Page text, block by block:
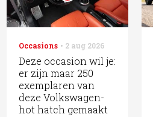
Occasions 2 aug 2026
Deze occasion wil je:
er zijn maar 250
exemplaren van
deze Volkswagen-
hot hatch gemaakt